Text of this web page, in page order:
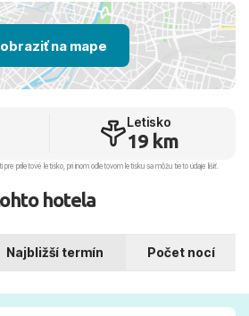
na mape
Letisko
19 km
pre príletové letisko, pri inom odletovom letisku sa môžu tieto údaje líšiť.
hotela
Najbližší termín Počet nocí